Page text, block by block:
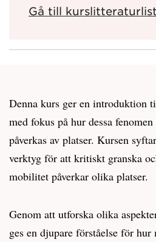
Gå till
Denna kurs ger en introduktion
med fokus på hur dessa
påverkas av platser. Kursen
verktyg för att kritiskt granska
mobilitet påverkar olika platser.
Genom att utforska olika
ges en djupare förståelse för